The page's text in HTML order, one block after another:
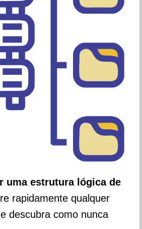
uma estrutura lógica de
rapidamente qualquer
descubra como nunca